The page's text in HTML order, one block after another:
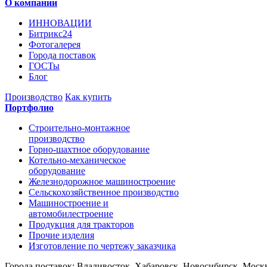
О компании
ИННОВАЦИИ
Битрикс24
Фотогалерея
Города поставок
ГОСТы
Блог
Производство Как купить
Портфолио
Строительно-монтажное
производство
Горно-шахтное оборудование
Котельно-механическое
оборудование
Железнодорожное машиностроение
Сельскохозяйственное производство
Машиностроение и
автомобилестроение
Продукция для тракторов
Прочие изделия
Изготовление по чертежу заказчика